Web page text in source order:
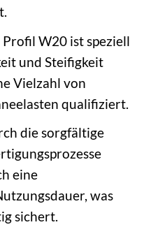
Profil W20 ist speziell
und Steifigkeit
Vielzahl von
qualifiziert.
die sorgfältige
eine
was
sichert.